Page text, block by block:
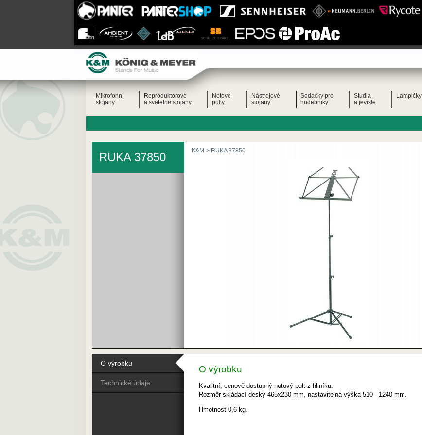
RUKA 37850 K&M RUKA 37850
O výrobku
Technické údaje
O výrobku
Kvalitní, cenově dostupný notový pult z hliníku.
Rozměr skládací desky 465x230 mm, nastavitelná výška 510 - 1240 mm.
Hmotnost 0,6 kg.
Mikrofonní
stojany
Reproduktorové
a světelné stojany
Notové
pulty
Nástrojové
stojany
Sedačky pro
hudebníky
Studia
a jeviště
Lampičky